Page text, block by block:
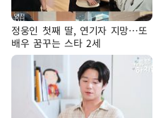
정웅인 첫째 딸, 연기자 지망…또
배우 꿈꾸는 스타 2세